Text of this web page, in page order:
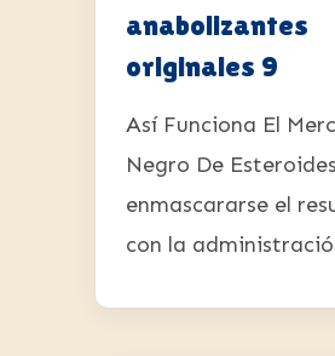
anabolizantes
originales 9
Así Funciona El
Negro De
enmascararse el
con la